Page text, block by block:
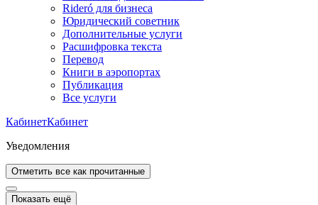
Rideró для бизнеса
Юридический советник
Дополнительные услуги
Расшифровка текста
Перевод
Книги в аэропортах
Публикация
Все услуги
КабинетКабинет
Уведомления
Отметить все как прочитанные
Показать ещё